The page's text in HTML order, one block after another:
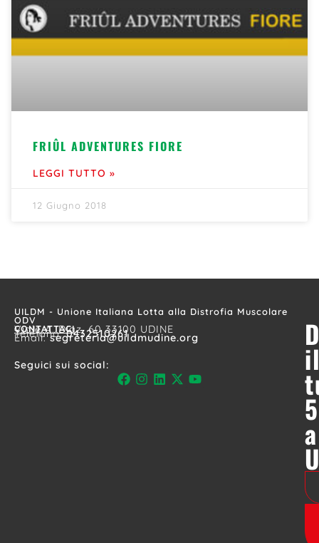
FRIÛL ADVENTURES FIORE
LEGGI TUTTO »
12 Giugno 2018
UILDM - Unione Italiana Lotta alla Distrofia Muscolare
ODV
CONTATTACI
Viale A. Diaz, 60 33100 UDINE
Telefono:0432510261
Email:segreteria@uildmudine.org
Seguici sui social:
a